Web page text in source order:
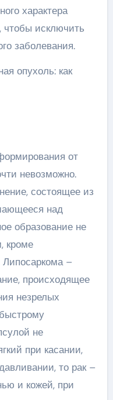
характера
чтобы исключить
заболевания.
от
невозможно.
состоящее из
над
образование не
кроме
Липосаркома –
происходящее
незрелых
не
при касании,
то рак –
и кожей, при